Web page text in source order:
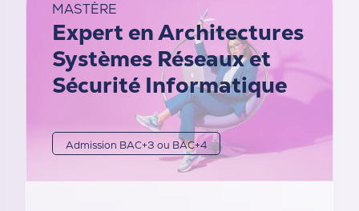
MASTÈRE
Expert en Architectures
Systèmes Réseaux et
Sécurité Informatique
Admission BAC+3 ou BAC+4